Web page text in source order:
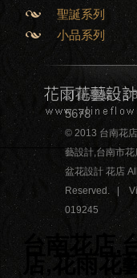
聖誕系列
小品系列
訂購專線：
5678
© 2013 台南花
藝設計,台南市花
盆花設計 花店
Reserved. |
019245
台南花店,
店,花雨花